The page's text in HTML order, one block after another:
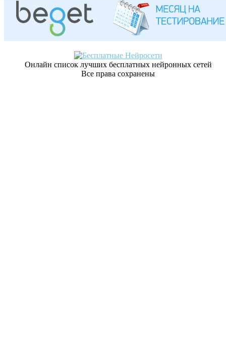
Онлайн список лучших бесплатных нейронных сетей
Все права сохранены